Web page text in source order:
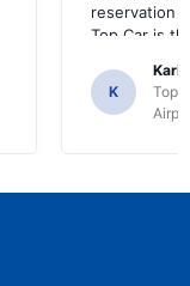
reservation
Top Car is
K
Kari